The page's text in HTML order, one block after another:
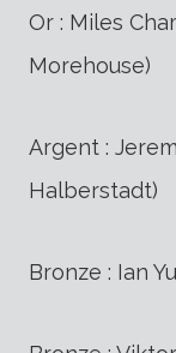
Or : Miles
Morehouse)
Argent :
Halberstadt)
Bronze : Ian